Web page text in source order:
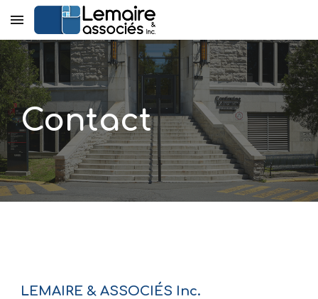
Skip to main content
Contact
LEMAIRE & ASSOCIÉS Inc.